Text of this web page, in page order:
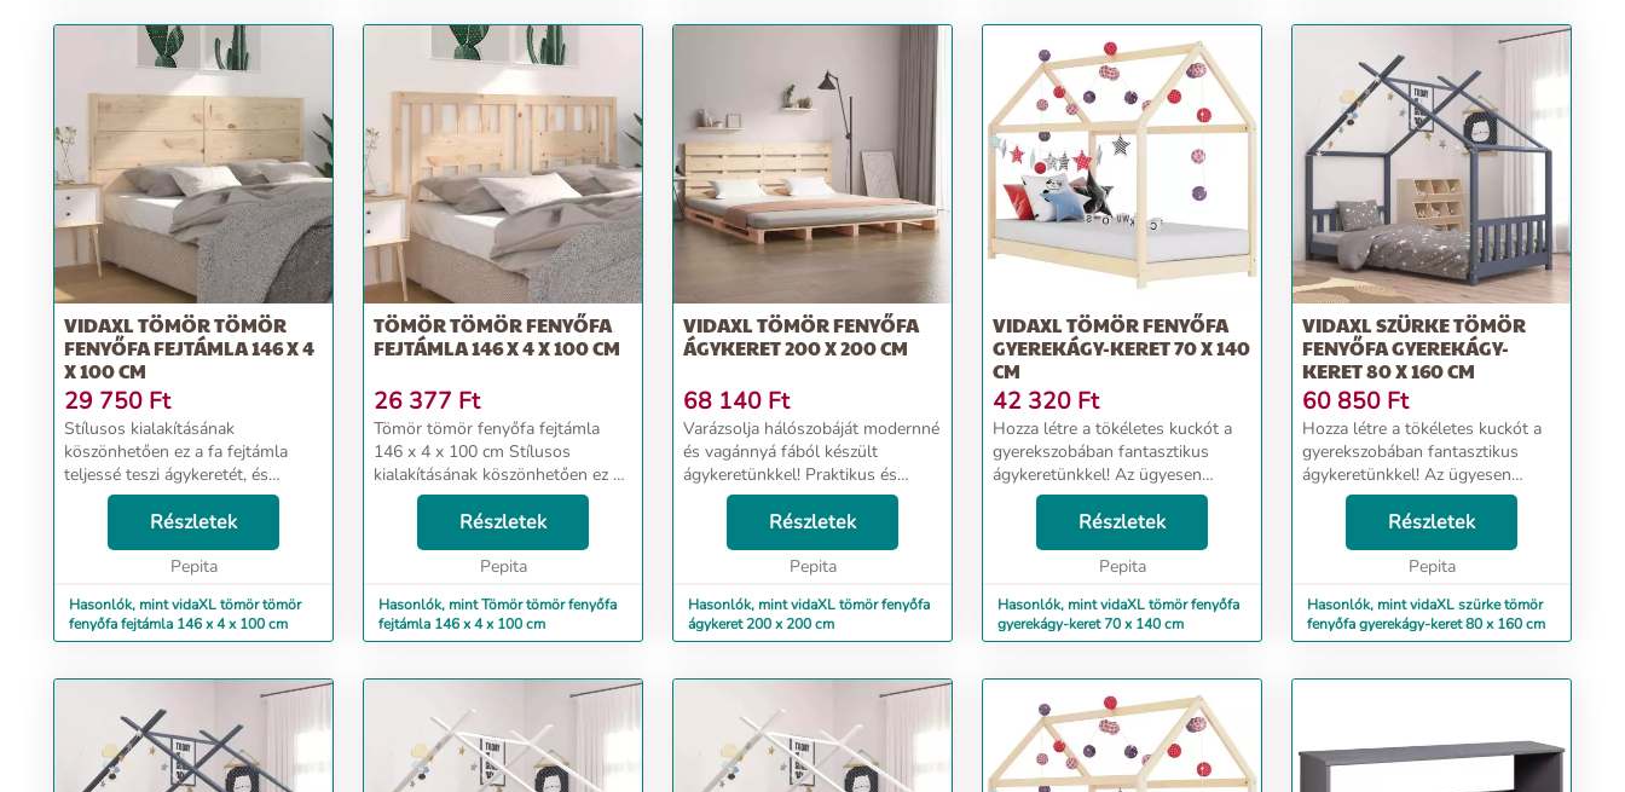
VIDAXL TÖMÖR TÖMÖR
FENYŐFA FEJTÁMLA 146 X 4
X 100 CM
29 750 Ft
Stílusos kialakításának
köszönhetően ez a fa fejtámla
teljessé teszi ágykeretét, és
bármelyik hálószobában jól mutat.
Prémium minőségű anyag: A
tömör fenyőfa egy gyönyörű
természetes anyag. A fenyőfa ...
Részletek
Pepita
Hasonlók, mint vidaXL tömör tömör
fenyőfa fejtámla 146 x 4 x 100 cm
TÖMÖR TÖMÖR FENYŐFA
FEJTÁMLA 146 X 4 X 100 CM
26 377 Ft
Tömör tömör fenyőfa fejtámla
146 x 4 x 100 cm Stílusos
kialakításának köszönhetően ez a
fa fejtámla teljessé teszi
ágykeretét, és bármelyik
hálószobában jól mutat. Prémium
minőségű anyag: A tömör fen...
Részletek
Pepita
Hasonlók, mint Tömör tömör fenyőfa
fejtámla 146 x 4 x 100 cm
VIDAXL TÖMÖR FENYŐFA
ÁGYKERET 200 X 200 CM
68 140 Ft
Varázsolja hálószobáját modernné
és vagánnyá fából készült
ágykeretünkkel! Praktikus és
mutatós kiegészítője lesz
otthonának. Az ágy tömör
fenyőfából készült, így masszív
felépítésű, erős és tartós....
Részletek
Pepita
Hasonlók, mint vidaXL tömör fenyőfa
ágykeret 200 x 200 cm
VIDAXL TÖMÖR FENYŐFA
GYEREKÁGY-KERET 70 X 140
CM
42 320 Ft
Hozza létre a tökéletes kuckót a
gyerekszobában fantasztikus
ágykeretünkkel! Az ügyesen
kialakított, faház formájú keretre
felfüggesztheti az
ágyfüggönyöket, privát teret
biztosítva ezzel gyermekének....
Részletek
Pepita
Hasonlók, mint vidaXL tömör fenyőfa
gyerekágy-keret 70 x 140 cm
VIDAXL SZÜRKE TÖMÖR
FENYŐFA GYEREKÁGY-
KERET 80 X 160 CM
60 850 Ft
Hozza létre a tökéletes kuckót a
gyerekszobában fantasztikus
ágykeretünkkel! Az ügyesen
kialakított, faház formájú keretre
felfüggesztheti az
ágyfüggönyöket, privát teret
biztosítva ezzel gyermekének....
Részletek
Pepita
Hasonlók, mint vidaXL szürke tömör
fenyőfa gyerekágy-keret 80 x 160 cm